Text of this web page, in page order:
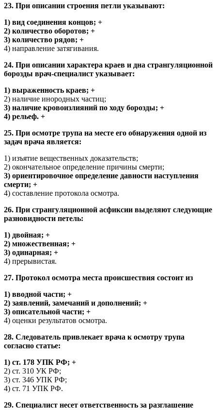
23. При описании строения петли указывают:
1) вид соединения концов; +
2) количество оборотов; +
3) количество рядов; +
4) направление затягивания.
24. При описании характера краев и дна странгуляционной
борозды врач-специалист указывает:
1) выраженность краев; +
2) наличие инородных частиц;
3) наличие кровоизлияний по ходу борозды; +
4) рельеф. +
25. При осмотре трупа на месте его обнаружения одной из
задач врача является:
1) изъятие вещественных доказательств;
2) окончательное определение причины смерти;
3) ориентировочное определение давности наступления
смерти; +
4) составление протокола осмотра.
26. При странгуляционной асфиксии выделяют следующие
разновидности петель:
1) двойная; +
2) множественная; +
3) одинарная; +
4) прерывистая.
27. Протокол осмотра места происшествия состоит из
1) вводной части; +
2) заявлений, замечаний и дополнений; +
3) описательной части; +
4) оценки результатов осмотра.
28. Следователь привлекает врача к осмотру трупа
согласно статье:
1) ст. 178 УПК РФ; +
2) ст. 310 УК РФ;
3) ст. 346 УПК РФ;
4) ст. 71 УПК РФ.
29. Специалист несет ответственность за разглашение